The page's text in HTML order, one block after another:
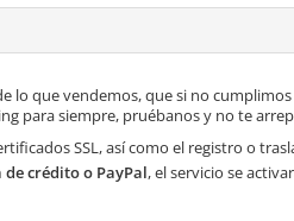
lo que vendemos, que si no
para siempre, pruébanos y no te
SSL, así como el registro o
de crédito o PayPal, el servicio se